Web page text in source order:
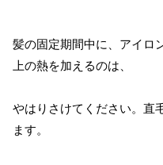
髪の固定期間中に、アイロ
上の熱を加えるのは、
やはりさけてください。直
ます。